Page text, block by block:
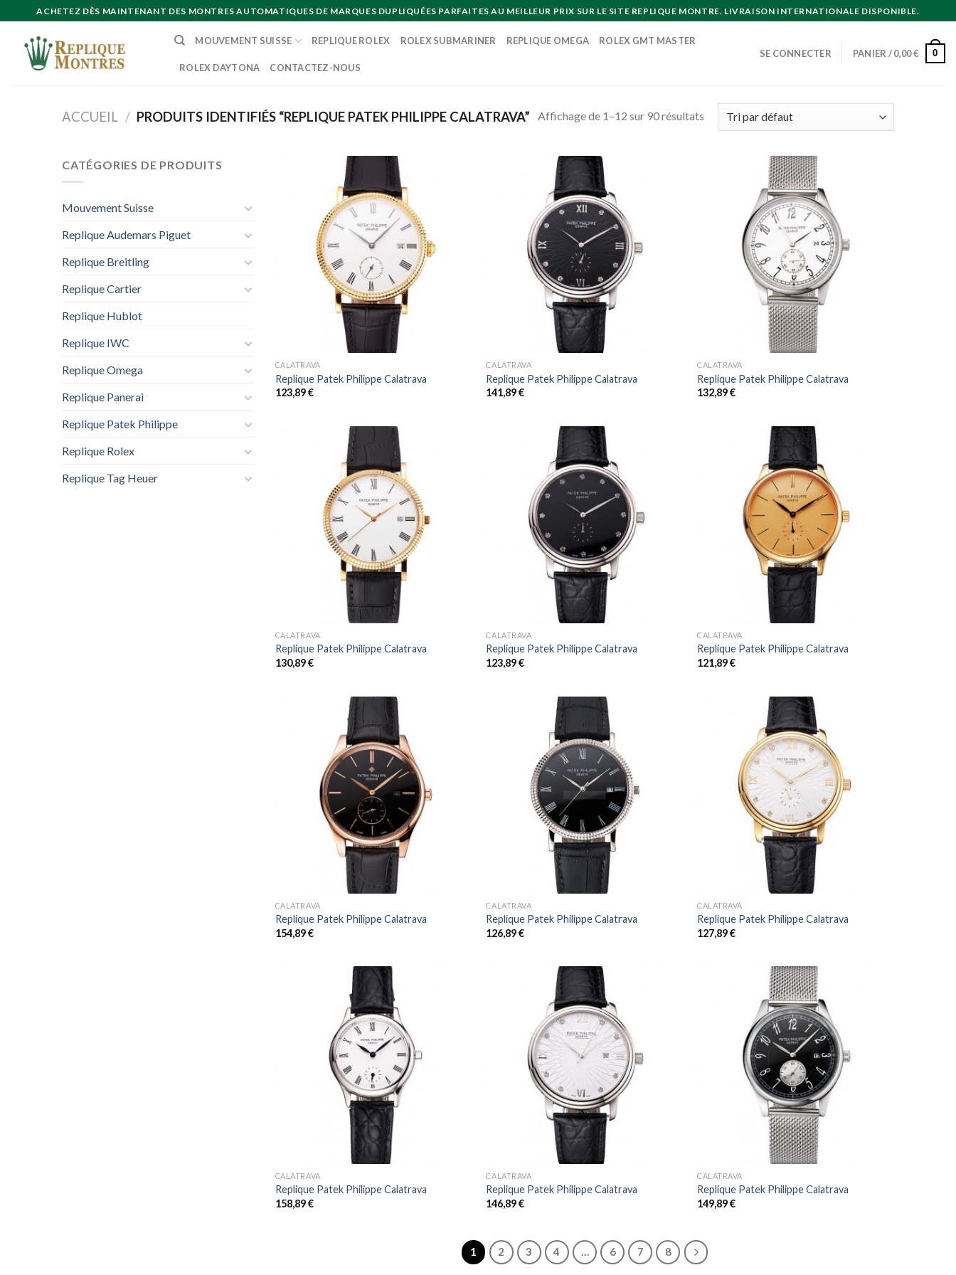
to
content
ACHETEZ DÈS MAINTENANT DES MONTRES AUTOMATIQUES DE MARQUES DUPLIQUÉES PARFAITES AU MEILLEUR PRIX SUR LE SITE REPLIQUE MONTRE. LIVRAISON INTERNATIONALE DISPONIBLE.
MOUVEMENT SUISSE REPLIQUE ROLEX ROLEX SUBMARINER REPLIQUE OMEGA ROLEX GMT MASTER
ROLEX DAYTONA CONTACTEZ-NOUS
SE CONNECTER PANIER /0,00€ 0
ACCUEIL / PRODUITS IDENTIFIÉS “REPLIQUE PATEK PHILIPPE CALATRAVA” Affichage de 1–12 sur 90 résultats
CATÉGORIES DE PRODUITS
Mouvement Suisse
Replique Audemars Piguet
Replique Breitling
Replique Cartier
Replique Hublot
Replique IWC
Replique Omega
Replique Panerai
Replique Patek Philippe
Replique Rolex
Replique Tag Heuer
CALATRAVA
Replique Patek Philippe Calatrava
123,89€
CALATRAVA
Replique Patek Philippe Calatrava
141,89€
CALATRAVA
Replique Patek Philippe Calatrava
132,89€
CALATRAVA
Replique Patek Philippe Calatrava
130,89€
CALATRAVA
Replique Patek Philippe Calatrava
123,89€
CALATRAVA
Replique Patek Philippe Calatrava
121,89€
CALATRAVA
Replique Patek Philippe Calatrava
154,89€
CALATRAVA
Replique Patek Philippe Calatrava
126,89€
CALATRAVA
Replique Patek Philippe Calatrava
127,89€
CALATRAVA
Replique Patek Philippe Calatrava
158,89€
CALATRAVA
Replique Patek Philippe Calatrava
146,89€
CALATRAVA
Replique Patek Philippe Calatrava
149,89€
1 2 3 4 … 6 7 8